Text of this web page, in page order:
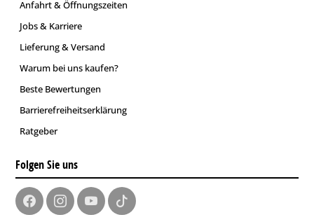
Anfahrt & Öffnungszeiten
Jobs & Karriere
Lieferung & Versand
Warum bei uns kaufen?
Beste Bewertungen
Barrierefreiheitserklärung
Ratgeber
Folgen Sie uns